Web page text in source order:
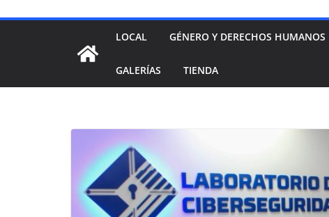
LOCAL GÉNERO Y DERECHOS HUMANOS
GALERÍAS TIENDA